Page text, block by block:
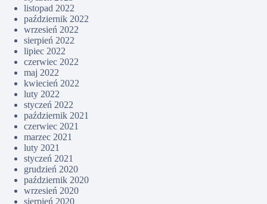
listopad 2022
październik 2022
wrzesień 2022
sierpień 2022
lipiec 2022
czerwiec 2022
maj 2022
kwiecień 2022
luty 2022
styczeń 2022
październik 2021
czerwiec 2021
marzec 2021
luty 2021
styczeń 2021
grudzień 2020
październik 2020
wrzesień 2020
sierpień 2020